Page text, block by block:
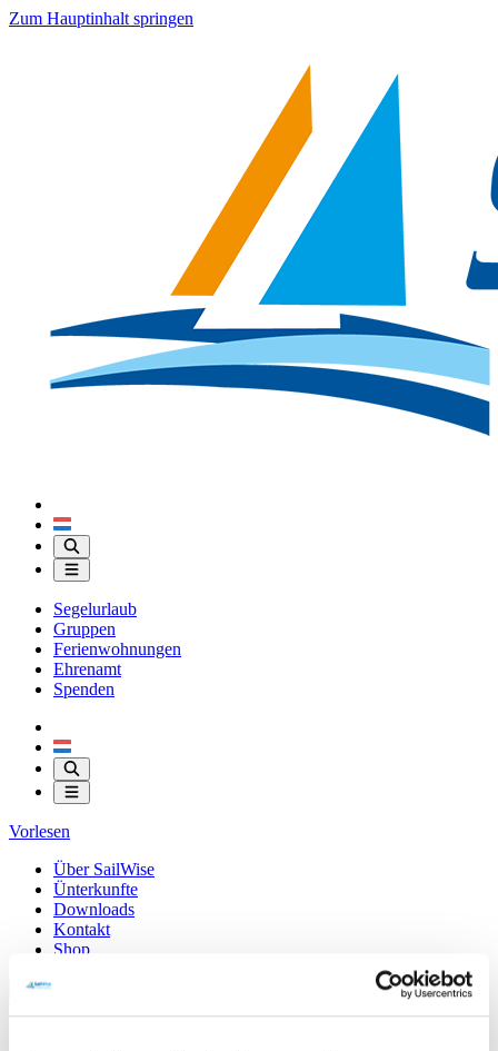
Zum Hauptinhalt springen
Segelurlaub
Gruppen
Ferienwohnungen
Ehrenamt
Spenden
Vorlesen
Über SailWise
Ünterkunfte
Downloads
Kontakt
Shop